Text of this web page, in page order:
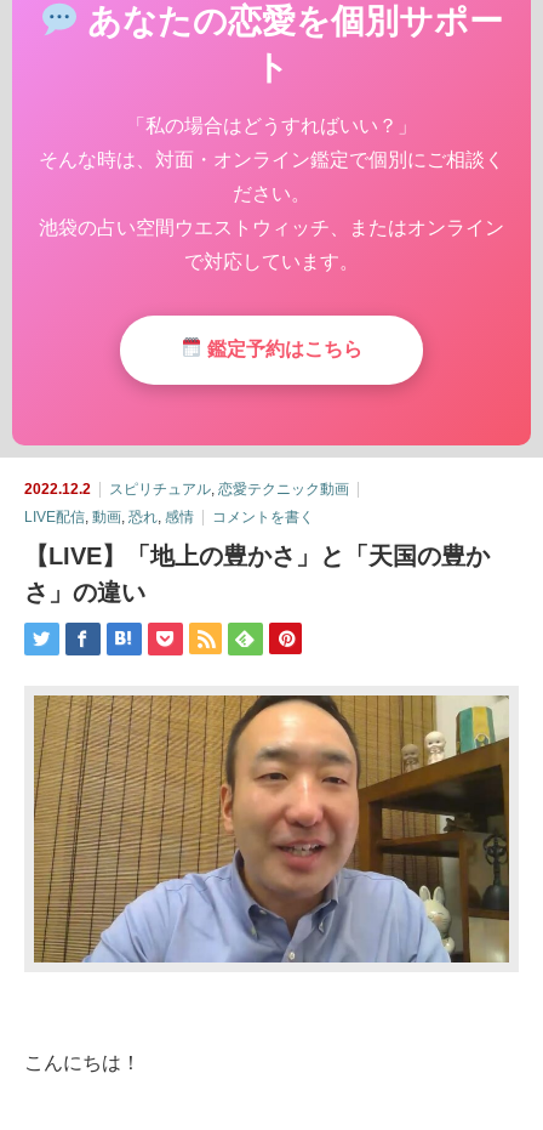
あなたの恋愛を個別サポー
ト
「私の場合はどうすればいい？」
そんな時は、対面・オンライン鑑定で個別にご相談く
ださい。
池袋の占い空間ウエストウィッチ、またはオンライン
で対応しています。
鑑定予約はこちら
2022.12.2 スピリチュアル 恋愛テクニック動画
LIVE配信 動画 恐れ 感情 コメントを書く
【LIVE】「地上の豊かさ」と「天国の豊か
さ」の違い
こんにちは！